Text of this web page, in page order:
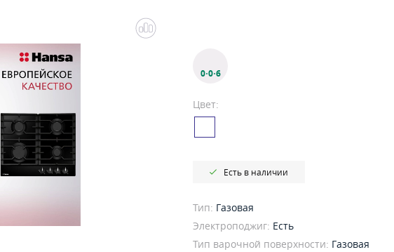
0·0·6
Цвет:
Есть в наличии
Тип: Газовая
Электроподжиг: Есть
Тип варочной поверхности: Газовая